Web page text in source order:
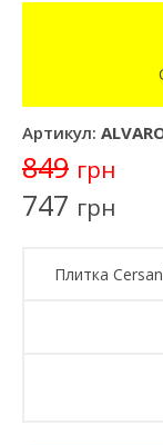
Артикул:
849 грн
747 грн
Плитка